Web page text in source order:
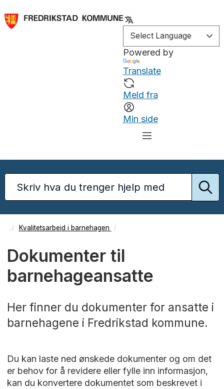
Powered by
Translate
Meld fra
Min side
Kvalitetsarbeid i barnehagen
Dokumenter til
barnehageansatte
Her finner du dokumenter for ansatte i
barnehagene i Fredrikstad kommune.
Du kan laste ned ønskede dokumenter og om det
er behov for å revidere eller fylle inn informasjon,
kan du konvertere dokumentet som beskrevet i